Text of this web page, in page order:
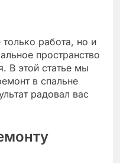
работа, но и
пространство
В этой статье мы
в спальне
радовал вас